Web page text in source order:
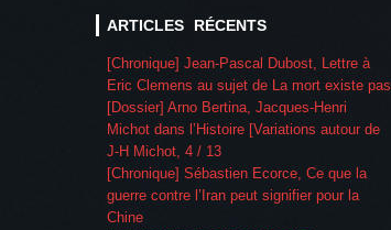
ARTICLES RÉCENTS
[Chronique] Jean-Pascal Dubost, Lettre à
Eric Clemens au sujet de La mort existe pas
[Dossier] Arno Bertina, Jacques-Henri
Michot dans l’Histoire [Variations autour de
J-H Michot, 4 / 13
[Chronique] Sébastien Ecorce, Ce que la
guerre contre l’Iran peut signifier pour la
Chine